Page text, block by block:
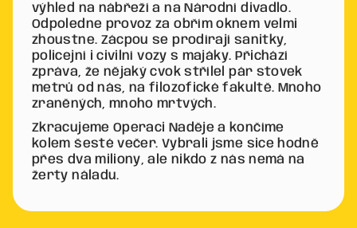
výhled na nábřeží a na Národní divadlo.
Odpoledne provoz za obřím oknem velmi
zhoustne. Zácpou se prodírají sanitky,
policejní i civilní vozy s majáky. Přichází
zpráva, že nějaký cvok střílel pár stovek
metrů od nás, na filozofické fakultě. Mnoho
zraněných, mnoho mrtvých.
Zkracujeme Operaci Naděje a končíme
kolem šesté večer. Vybrali jsme sice hodně
přes dva miliony, ale nikdo z nás nemá na
žerty náladu.